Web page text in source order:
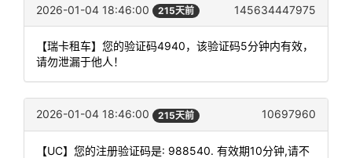
2026-01-04 18:46:00 215天前 145634447975
【瑞卡租车】您的验证码4940，该验证码5分钟内有效，
请勿泄漏于他人！
2026-01-04 18:46:00 215天前 10697960
【UC】您的注册验证码是: 988540. 有效期10分钟,请不